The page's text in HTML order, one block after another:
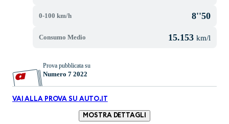
0-100 km/h 8''50
Consumo Medio 15.153 km/l
Prova pubblicata su
Numero 7 2022
VAI ALLA PROVA SU AUTO.IT
MOSTRA DETTAGLI